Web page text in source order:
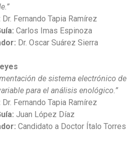
Dr. Fernando Tapia Ramírez
Carlos Imas Espinoza
Dr. Oscar Suárez Sierra
de sistema electrónico de
para el análisis enológico.”
Dr. Fernando Tapia Ramírez
Juan López Díaz
Candidato a Doctor Ítalo Torres